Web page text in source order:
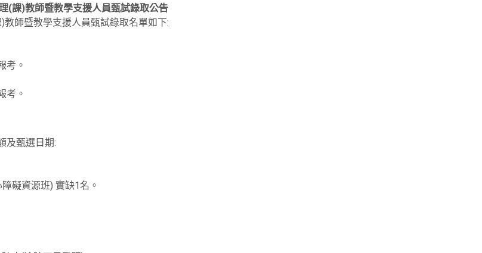
(課)教師暨教學支援人員甄試錄取公告
師暨教學支援人員甄試錄取名單如下:
考。
考。
及甄選日期:
礙資源班) 實缺1名。